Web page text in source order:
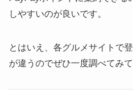
しやすいのが良いです。
とはいえ、各グルメサイトで
が違うのでぜひ一度調べてみ